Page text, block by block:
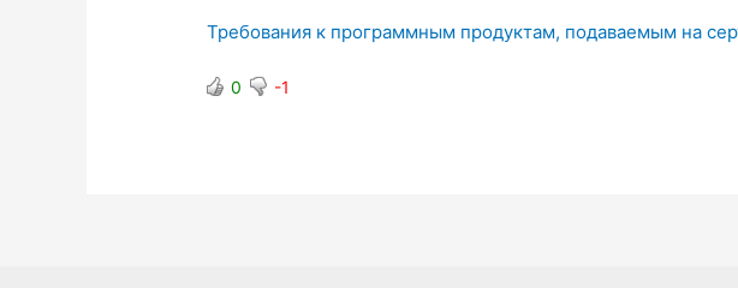
Требования к программным продуктам, подаваемым на
0 -1